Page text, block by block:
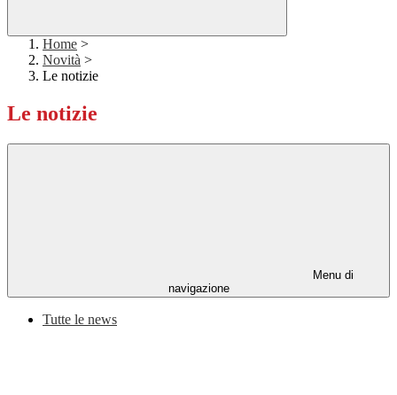
Home >
Novità >
Le notizie
Le notizie
Menu di
navigazione
Tutte le news